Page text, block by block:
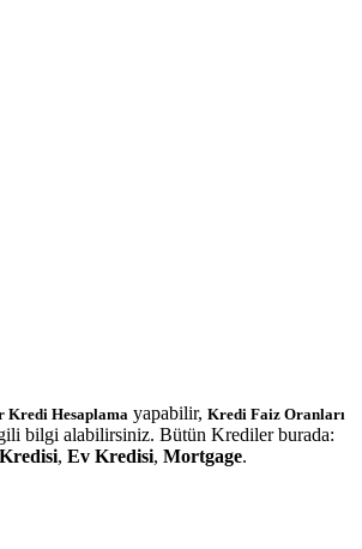
Kredi Hesaplama yapabilir, Kredi Faiz Oranları
bilgi alabilirsiniz. Bütün Krediler burada:
, Ev Kredisi, Mortgage.